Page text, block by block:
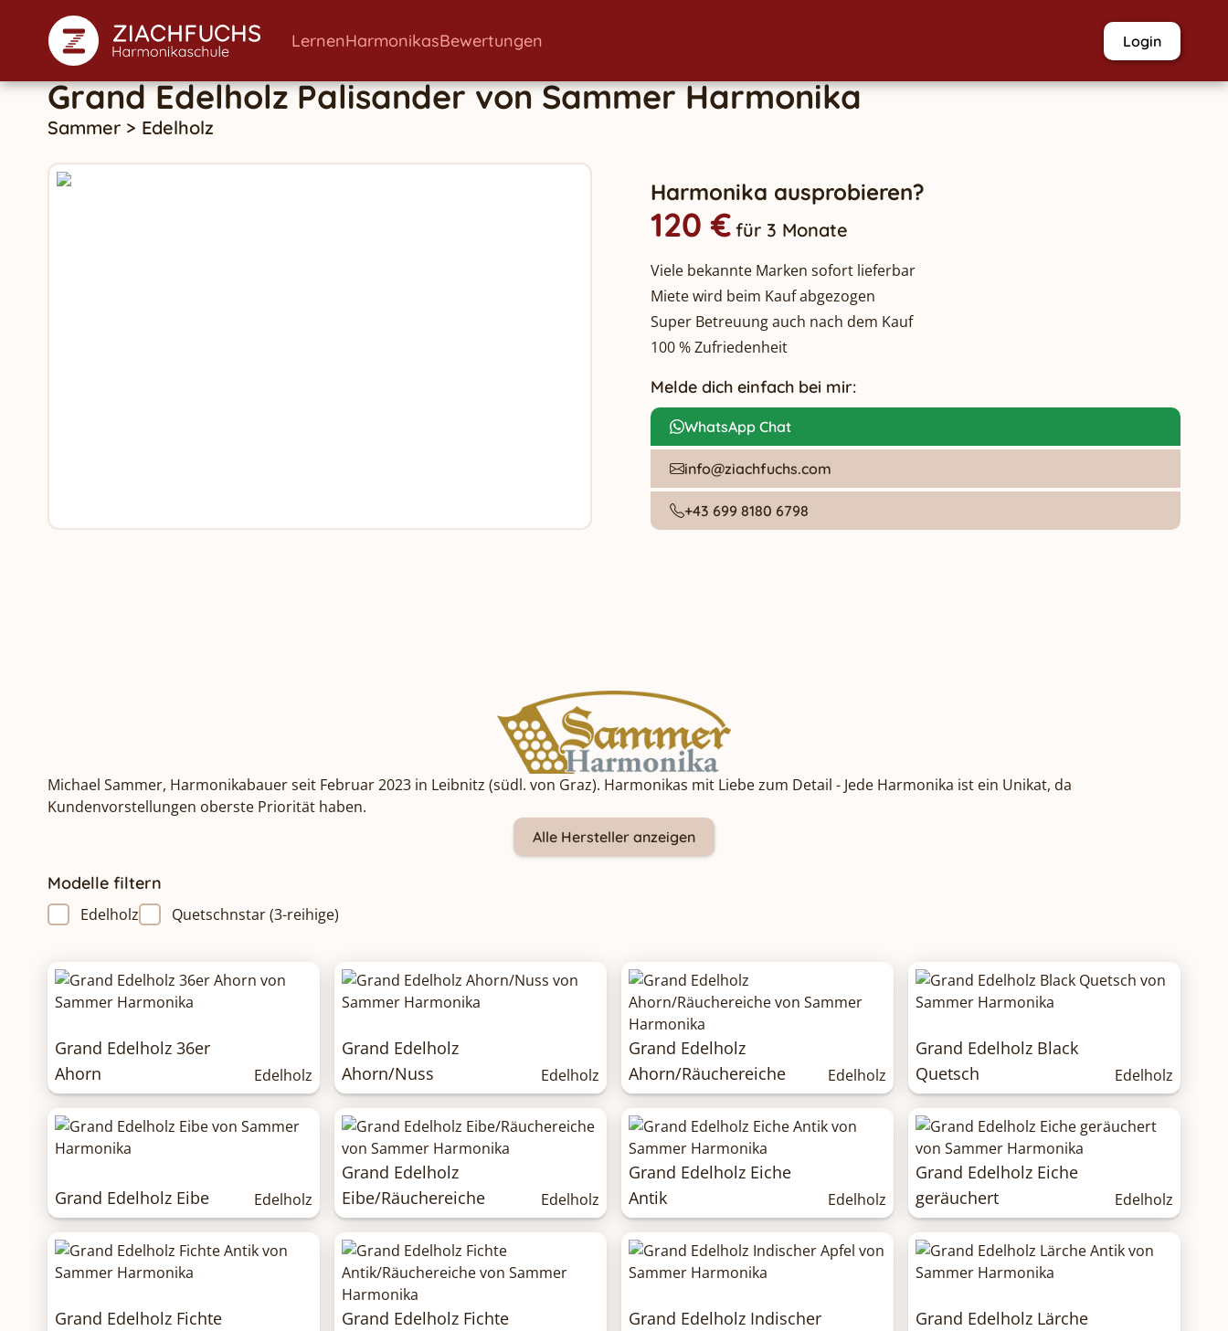
LernenHarmonikasBewertungen Login
Grand Edelholz PalisandervonSammerHarmonika
Sammer > Edelholz
Harmonika ausprobieren?
120 € für 3 Monate
Viele bekannte Marken sofort lieferbar
Miete wird beim Kauf abgezogen
Super Betreuung auch nach dem Kauf
100 % Zufriedenheit
Melde dich einfach bei mir:
WhatsApp Chat
info@ziachfuchs.com
+43 699 8180 6798
Michael Sammer, Harmonikabauer seit Februar 2023 in Leibnitz (südl. von Graz). Harmonikas mit Liebe zum Detail - Jede Harmonika ist ein Unikat, da
Kundenvorstellungen oberste Priorität haben.
Alle Hersteller anzeigen
Modelle filtern
Edelholz Quetschnstar (3-reihige)
Grand Edelholz 36er
Ahorn
Edelholz
Grand Edelholz
Ahorn/Nuss
Edelholz
Grand Edelholz
Ahorn/Räuchereiche
Edelholz
Grand Edelholz Black
Quetsch
Edelholz
Grand Edelholz Eibe Edelholz
Grand Edelholz
Eibe/Räuchereiche
Edelholz
Grand Edelholz Eiche
Antik
Edelholz
Grand Edelholz Eiche
geräuchert
Edelholz
Grand Edelholz Fichte
Grand Edelholz Fichte
Grand Edelholz Indischer
Grand Edelholz Lärche